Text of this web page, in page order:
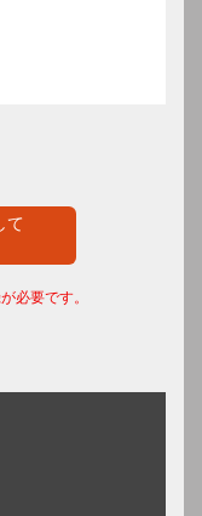
て
必要です。